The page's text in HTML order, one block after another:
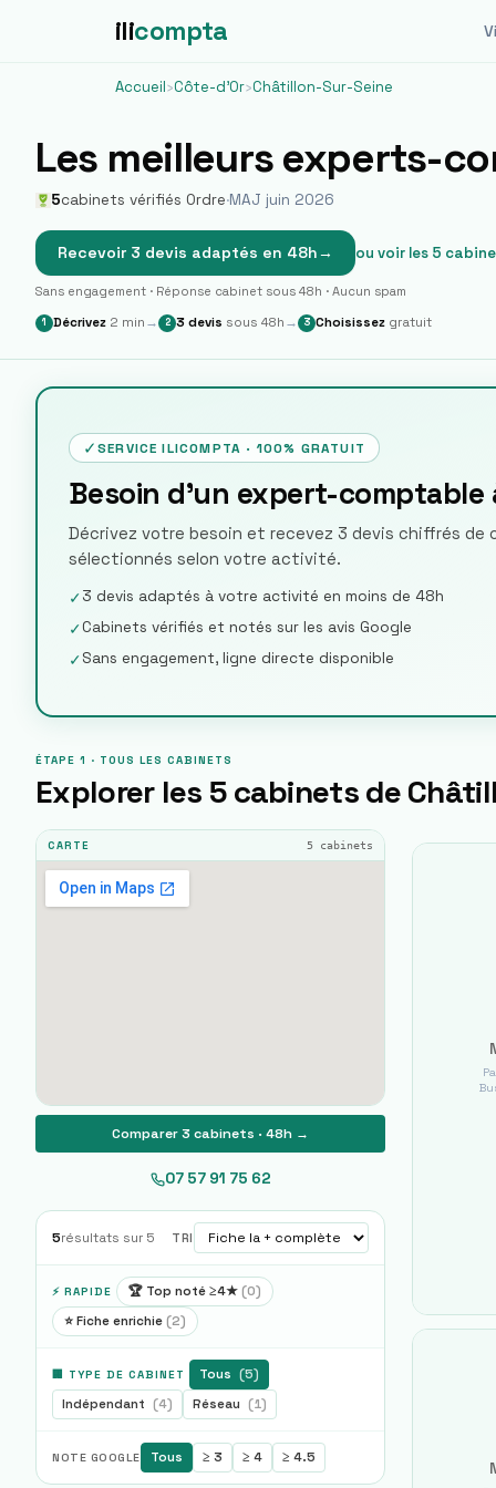
ilicompta
Accueil›Côte-d'Or›Châtillon-Sur-Seine
Les meilleurs experts-
5cabinets vérifiés Ordre·MAJ juin 2026
Recevoir 3 devis adaptés en 48h→ ou voir les 5
Sans engagement · Réponse cabinet sous 48h · Aucun spam
1 Décrivez 2 min → 2 3 devis sous 48h → 3 Choisissez gratuit
✓ SERVICE ILICOMPTA · 100% GRATUIT
Besoin d'un expert-comptable
Décrivez votre besoin et recevez 3 devis chiffrés de
sélectionnés selon votre activité.
✓3 devis adaptés à votre activité en moins de 48h
✓Cabinets vérifiés et notés sur les avis Google
✓Sans engagement, ligne directe disponible
ÉTAPE 1 · TOUS LES CABINETS
Explorer les 5cabinets de
CARTE 5 cabinets
Comparer 3 cabinets · 48h →
07 57 91 75 62
5résultats sur 5 TRI
⚡ RAPIDE 🏆 Top noté ≥4★ (0)
⭐ Fiche enrichie (2)
🏢 TYPE DE CABINET Tous (5)
Indépendant (4) Réseau (1)
NOTE GOOGLE Tous ≥ 3 ≥ 4 ≥ 4.5